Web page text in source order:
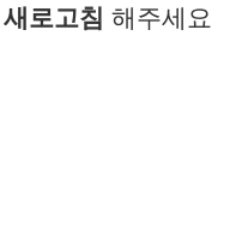
새로고침 해주세요